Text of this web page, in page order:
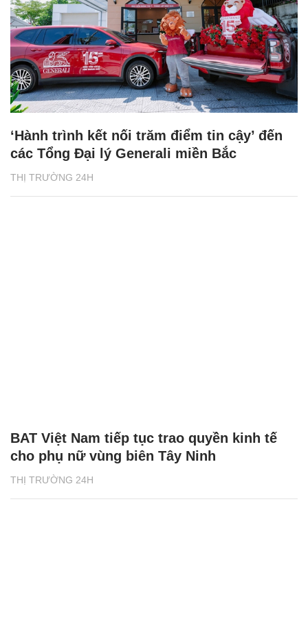
THỊ TRƯỜNG 24H
‘Hành trình kết nối trăm điểm tin cậy’ đến
các Tổng Đại lý Generali miền Bắc
THỊ TRƯỜNG 24H
BAT Việt Nam tiếp tục trao quyền kinh tế
cho phụ nữ vùng biên Tây Ninh